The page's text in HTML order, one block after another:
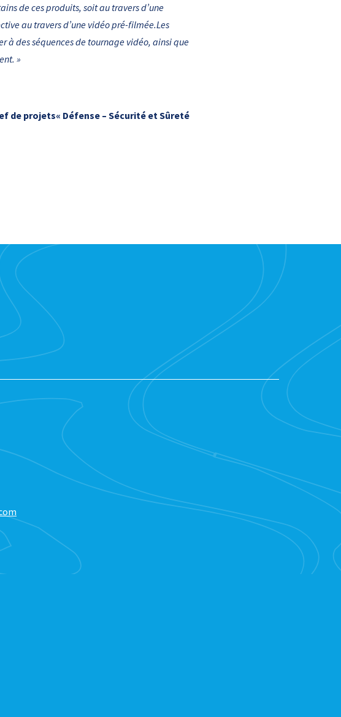
de ces produits, soit au travers d’une
au travers d’une vidéo pré-filmée.Les
à des séquences de tournage vidéo, ainsi que
»
de projets« Défense – Sécurité et Sûreté